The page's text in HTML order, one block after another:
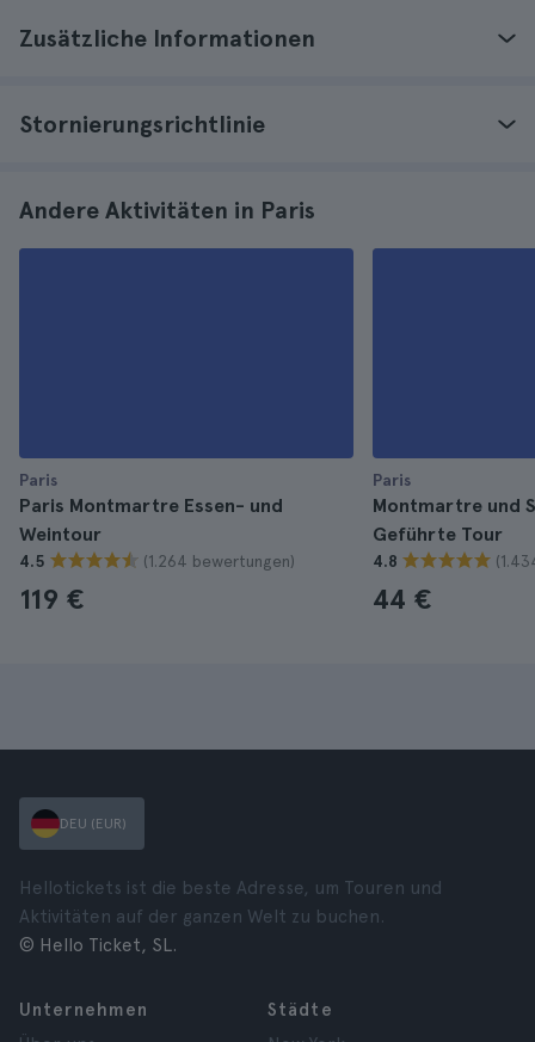
Zusätzliche Informationen
Stornierungsrichtlinie
Andere Aktivitäten in Paris
Paris
Paris Montmartre Essen- und
Weintour
4.5 (1.264 bewertungen)
119 €
Paris
Montmartre und
Geführte Tour
4.8
44 €
DEU (EUR)
Hellotickets ist die beste Adresse, um Touren und
Aktivitäten auf der ganzen Welt zu buchen.
© Hello Ticket, SL.
Unternehmen
Städte